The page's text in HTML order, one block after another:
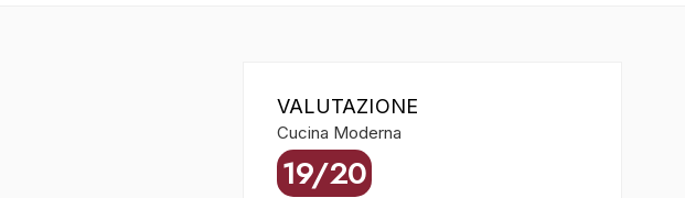
VALUTAZIONE
Cucina Moderna
19/20